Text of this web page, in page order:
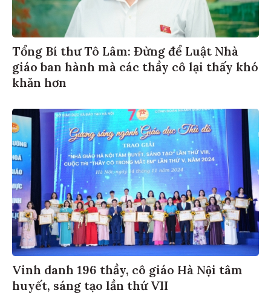
Tổng Bí thư Tô Lâm: Đừng để Luật Nhà
giáo ban hành mà các thầy cô lại thấy khó
khăn hơn
Vinh danh 196 thầy, cô giáo Hà Nội tâm
huyết, sáng tạo lần thứ VII